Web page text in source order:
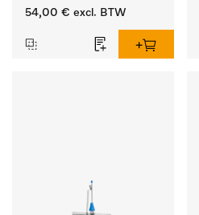
ster, Ø 6, lengte 175 mm.
54,00 € excl. BTW